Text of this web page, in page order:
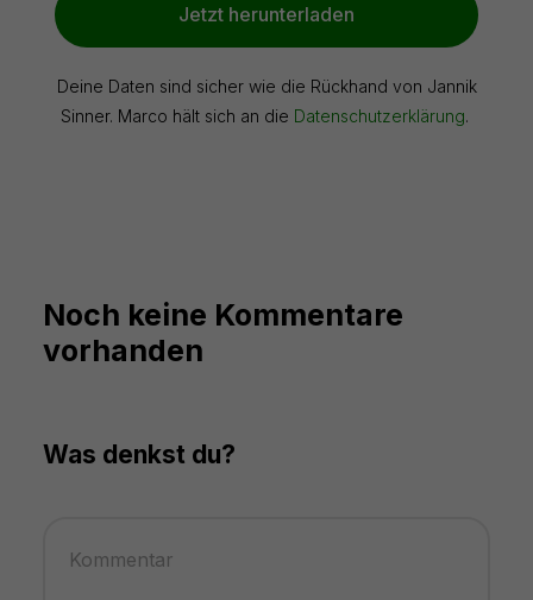
Jetzt herunterladen
Deine Daten sind sicher wie die Rückhand von Jannik
Sinner. Marco hält sich an die Datenschutzerklärung.
Noch keine Kommentare
vorhanden
Was denkst du?